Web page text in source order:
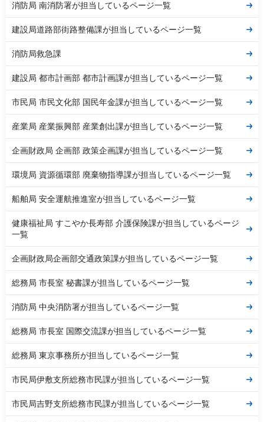
消防局 南消防署が担当しているページ一覧
建設局道路部街路整備課が担当しているページ一覧
消防局救急課
建設局 都市計画部 都市計画課が担当しているページ一覧
市民局 市民文化部 国民年金課が担当しているページ一覧
産業局 産業振興部 産業創出課が担当しているページ一覧
企画財政局 企画部 政策企画課が担当しているページ一覧
環境局 資源循環部 廃棄物指導課が担当しているページ一覧
船舶局 安全運航推進室が担当しているページ一覧
健康福祉局 すこやか長寿部 介護保険課が担当しているページ
一覧
企画財政局企画部交通政策課が担当しているページ一覧
総務局 市長室 秘書課が担当しているページ一覧
消防局 中央消防署が担当しているページ一覧
総務局 市長室 国際交流課が担当しているページ一覧
総務局 東京事務所が担当しているページ一覧
市民局伊敷支所総務市民課が担当しているページ一覧
市民局吉野支所総務市民課が担当しているページ一覧